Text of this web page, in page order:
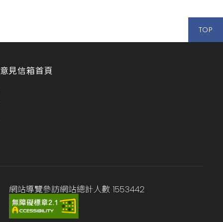
TOP
意見信箱首頁
網站導覽參訪網站總計人數 1553442